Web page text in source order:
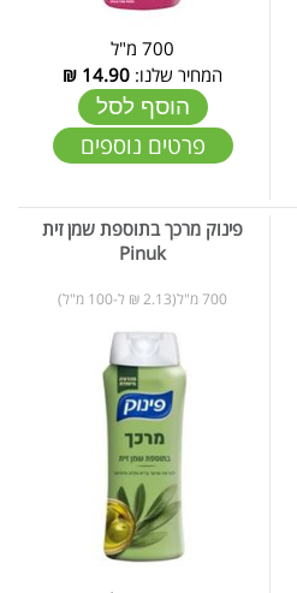
700 מ"ל
המחיר שלנו: 14.90
₪
הוסף לסל
פרטים נוספים
פינוק מרכך בתוספת שמן זית
Pinuk
700 מ"ל(2.13 ₪ ל-100 מ"ל)